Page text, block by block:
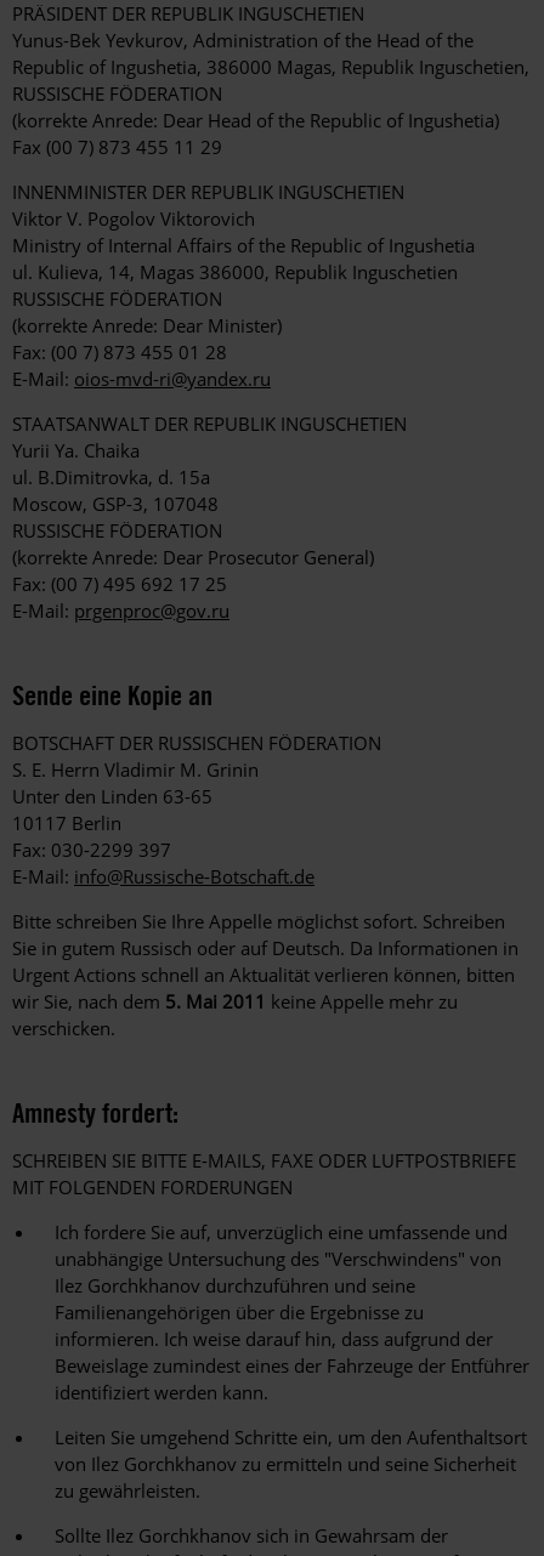
PRÄSIDENT DER REPUBLIK INGUSCHETIEN
Yunus-Bek Yevkurov, Administration of the Head of the
Republic of Ingushetia, 386000 Magas, Republik Inguschetien,
RUSSISCHE FÖDERATION
(korrekte Anrede: Dear Head of the Republic of Ingushetia)
Fax (00 7) 873 455 11 29
INNENMINISTER DER REPUBLIK INGUSCHETIEN
Viktor V. Pogolov Viktorovich
Ministry of Internal Affairs of the Republic of Ingushetia
ul. Kulieva, 14, Magas 386000, Republik Inguschetien
RUSSISCHE FÖDERATION
(korrekte Anrede: Dear Minister)
Fax: (00 7) 873 455 01 28
E-Mail: oios-mvd-ri@yandex.ru
STAATSANWALT DER REPUBLIK INGUSCHETIEN
Yurii Ya. Chaika
ul. B.Dimitrovka, d. 15a
Moscow, GSP-3, 107048
RUSSISCHE FÖDERATION
(korrekte Anrede: Dear Prosecutor General)
Fax: (00 7) 495 692 17 25
E-Mail: prgenproc@gov.ru
Sende eine Kopie an
BOTSCHAFT DER RUSSISCHEN FÖDERATION
S. E. Herrn Vladimir M. Grinin
Unter den Linden 63-65
10117 Berlin
Fax: 030-2299 397
E-Mail: info@Russische-Botschaft.de
Bitte schreiben Sie Ihre Appelle möglichst sofort. Schreiben
Sie in gutem Russisch oder auf Deutsch. Da Informationen in
Urgent Actions schnell an Aktualität verlieren können, bitten
wir Sie, nach dem 5. Mai 2011 keine Appelle mehr zu
verschicken.
Amnesty fordert:
SCHREIBEN SIE BITTE E-MAILS, FAXE ODER LUFTPOSTBRIEFE
MIT FOLGENDEN FORDERUNGEN
Ich fordere Sie auf, unverzüglich eine umfassende und
unabhängige Untersuchung des "Verschwindens" von
Ilez Gorchkhanov durchzuführen und seine
Familienangehörigen über die Ergebnisse zu
informieren. Ich weise darauf hin, dass aufgrund der
Beweislage zumindest eines der Fahrzeuge der Entführer
identifiziert werden kann.
Leiten Sie umgehend Schritte ein, um den Aufenthaltsort
von Ilez Gorchkhanov zu ermitteln und seine Sicherheit
zu gewährleisten.
Sollte Ilez Gorchkhanov sich in Gewahrsam der